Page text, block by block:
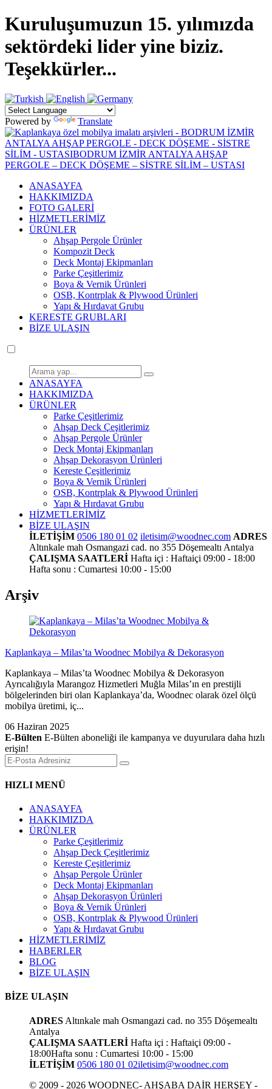
Kuruluşumuzun 15. yılımızda
sektördeki lider yine biziz.
Teşekkürler...
Powered by Translate
ANASAYFA
HAKKIMIZDA
FOTO GALERİ
HİZMETLERİMİZ
ÜRÜNLER
Ahşap Pergole Ürünler
Kompozit Deck
Deck Montaj Ekipmanları
Parke Çeşitlerimiz
Boya & Vernik Ürünleri
OSB, Kontrplak & Plywood Ürünleri
Yapı & Hırdavat Grubu
KERESTE GRUBLARI
BİZE ULAŞIN
ANASAYFA
HAKKIMIZDA
ÜRÜNLER
Parke Çeşitlerimiz
Ahşap Deck Çeşitlerimiz
Ahşap Pergole Ürünler
Deck Montaj Ekipmanları
Ahşap Dekorasyon Ürünleri
Kereste Çeşitlerimiz
Boya & Vernik Ürünleri
OSB, Kontrplak & Plywood Ürünleri
Yapı & Hırdavat Grubu
HİZMETLERİMİZ
BİZE ULAŞIN
İLETİŞİM 0506 180 01 02 iletisim@woodnec.com ADRES
Altınkale mah Osmangazi cad. no 355 Döşemealtı Antalya
ÇALIŞMA SAATLERİ Hafta içi : Haftaiçi 09:00 - 18:00
Hafta sonu : Cumartesi 10:00 - 15:00
Arşiv
Kaplankaya – Milas’ta Woodnec Mobilya & Dekorasyon
Kaplankaya – Milas’ta Woodnec Mobilya & Dekorasyon
Ayrıcalığıyla Marangoz Hizmetleri Muğla Milas’ın en prestijli
bölgelerinden biri olan Kaplankaya’da, Woodnec olarak özel ölçü
mobilya üretimi, iç...
06 Haziran 2025
E-Bülten E-Bülten aboneliği ile kampanya ve duyurulara daha hızlı
erişin!
HIZLI MENÜ
ANASAYFA
HAKKIMIZDA
ÜRÜNLER
Parke Çeşitlerimiz
Ahşap Deck Çeşitlerimiz
Kereste Çeşitlerimiz
Ahşap Pergole Ürünler
Deck Montaj Ekipmanları
Ahşap Dekorasyon Ürünleri
Boya & Vernik Ürünleri
OSB, Kontrplak & Plywood Ürünleri
Yapı & Hırdavat Grubu
HİZMETLERİMİZ
HABERLER
BLOG
BİZE ULAŞIN
BİZE ULAŞIN
ADRES Altınkale mah Osmangazi cad. no 355 Döşemealtı
Antalya
ÇALIŞMA SAATLERİ Hafta içi : Haftaiçi 09:00 -
18:00Hafta sonu : Cumartesi 10:00 - 15:00
İLETİŞİM 0506 180 01 02iletisim@woodnec.com
© 2009 - 2026 WOODNEC- AHŞABA DAİR HERŞEY -